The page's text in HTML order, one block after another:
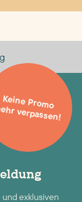
exklusiven
Keine Promo
verpassen!